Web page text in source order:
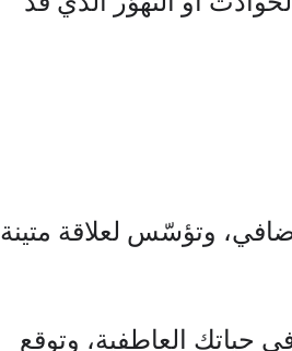
وتؤسّس لعلاقة متينة
حياتك العاطفية، وتوقع